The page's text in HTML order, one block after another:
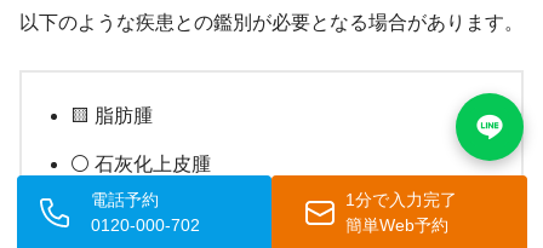
以下のような疾患との鑑別が必要となる場合があります。
🟨 脂肪腫
⚪ 石灰化上皮腫
🔵 皮様嚢腫
電話予約
0120-000-702
1分で入力完了
簡単Web予約